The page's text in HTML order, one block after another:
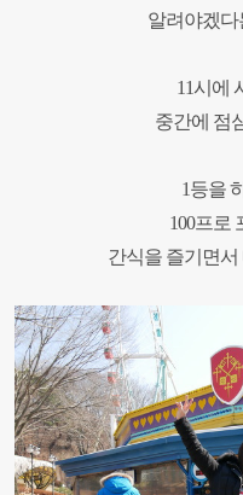
알려야겠
11시에
중간에 점
1등을
100프로
간식을 즐기면